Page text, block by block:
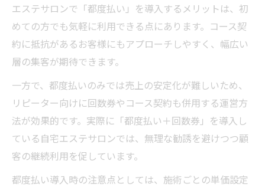
エステサロンで「都度払い」を導入するメリットは、初
めての方でも気軽に利用できる点にあります。コース契
約に抵抗があるお客様にもアプローチしやすく、幅広い
層の集客が期待できます。
一方で、都度払いのみでは売上の安定化が難しいため、
リピーター向けに回数券やコース契約も併用する運営方
法が効果的です。実際に「都度払い＋回数券」を導入し
ている自宅エステサロンでは、無理な勧誘を避けつつ顧
客の継続利用を促しています。
都度払い導入時の注意点としては、施術ごとの単価設定